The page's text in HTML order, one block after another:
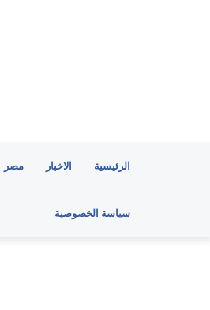
الرئيسية الاخبار مصر
سياسة الخصوصية